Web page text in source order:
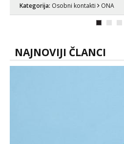
Kategorija: Osobni kontakti ONA
NAJNOVIJI ČLANCI